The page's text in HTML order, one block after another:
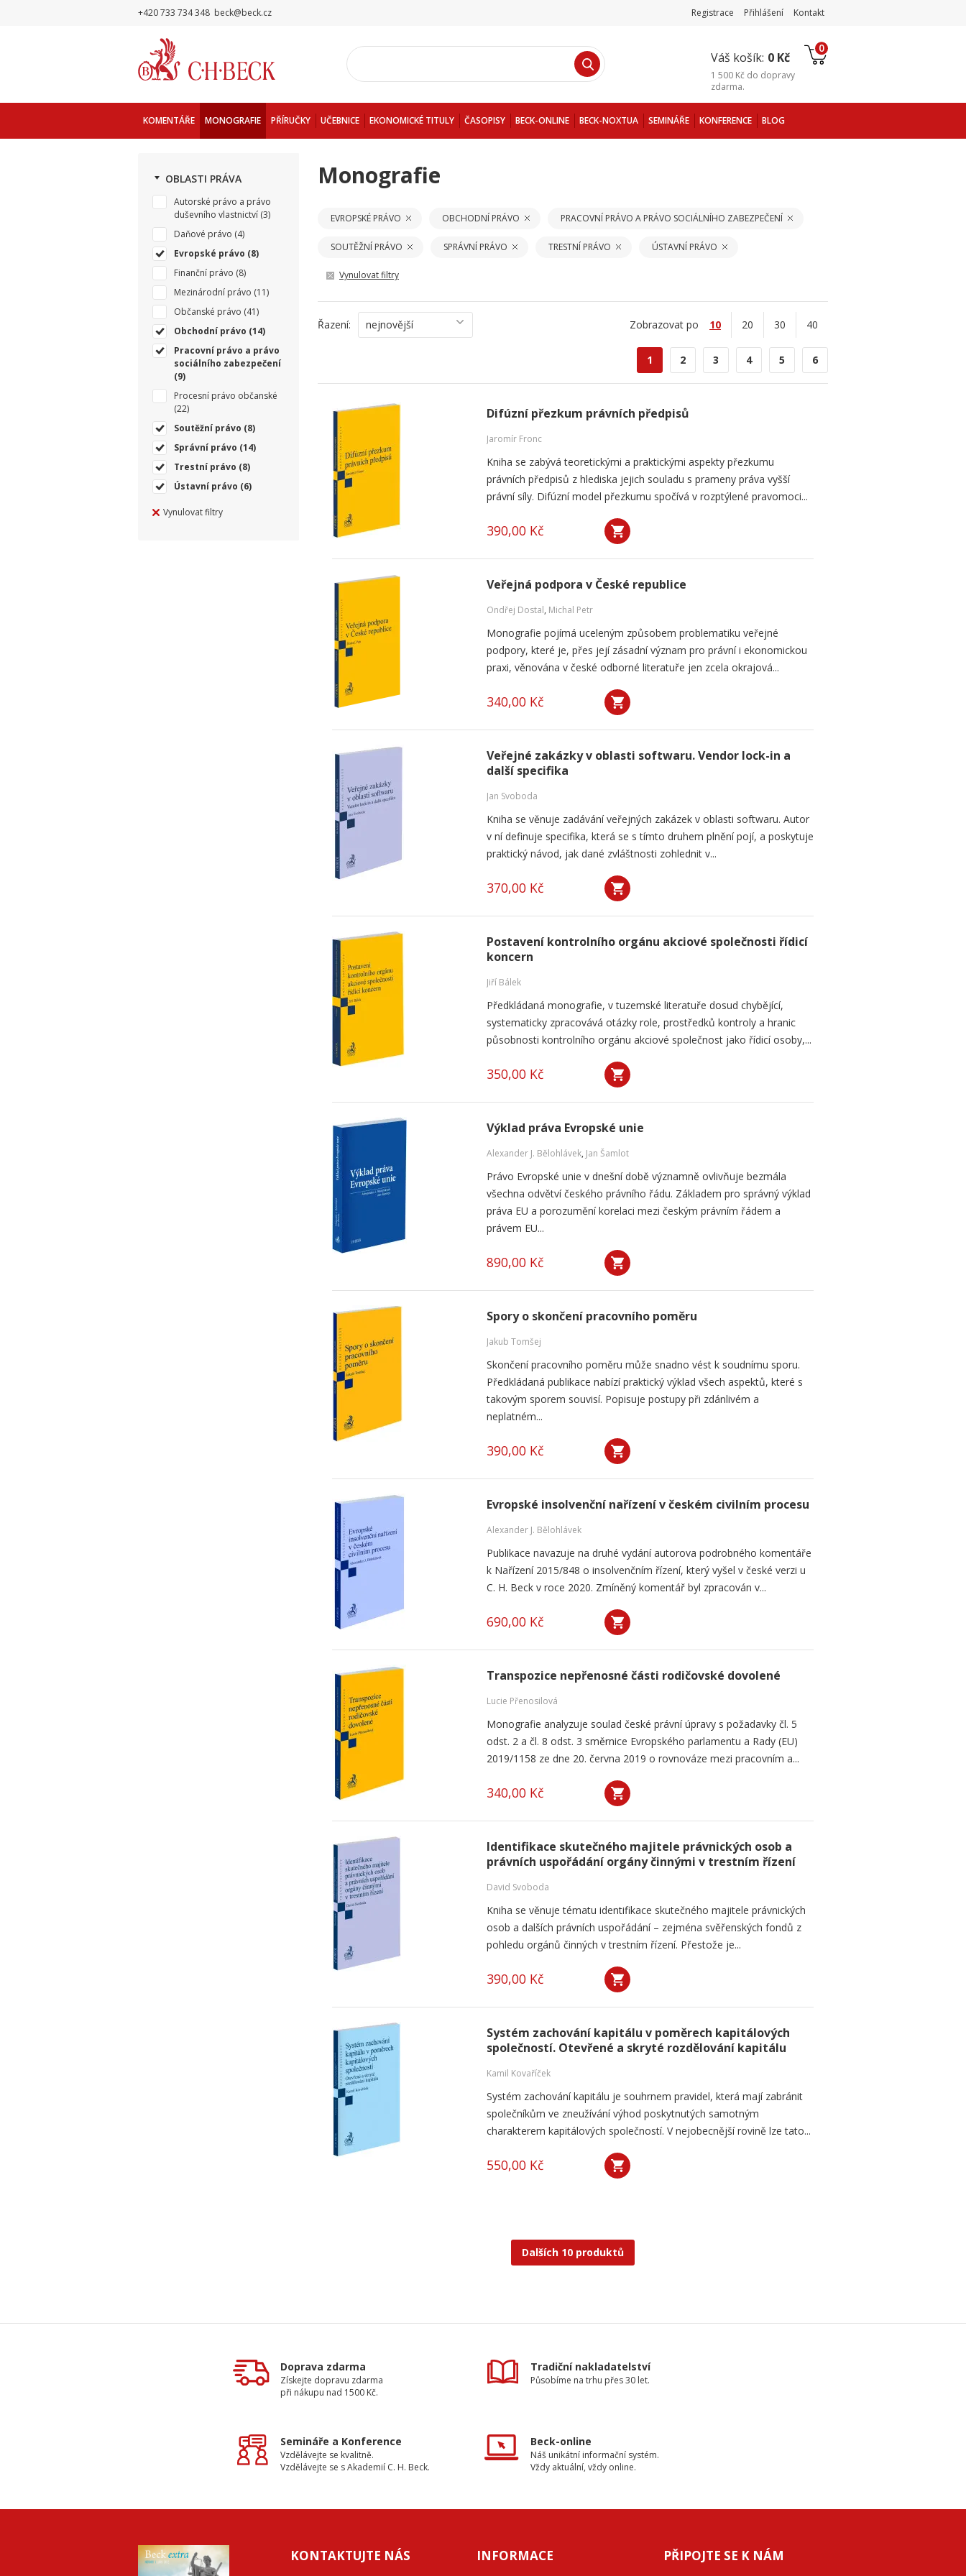
+420 733 734 348 beck@beck.cz Registrace Přihlášení Kontakt
Váš košík: 0 Kč
0
1 500 Kč do dopravy
zdarma.
KOMENTÁŘE MONOGRAFIE PŘÍRUČKY UČEBNICE EKONOMICKÉ TITULY ČASOPISY BECK-ONLINE BECK-NOXTUA SEMINÁŘE KONFERENCE BLOG
OBLASTI PRÁVA
Autorské právo a právo
duševního vlastnictví (3)
Daňové právo (4)
Evropské právo (8)
Finanční právo (8)
Mezinárodní právo (11)
Občanské právo (41)
Obchodní právo (14)
Pracovní právo a právo
sociálního zabezpečení
(9)
Procesní právo občanské
(22)
Soutěžní právo (8)
Správní právo (14)
Trestní právo (8)
Ústavní právo (6)
Vynulovat filtry
Monografie
EVROPSKÉ PRÁVO OBCHODNÍ PRÁVO PRACOVNÍ PRÁVO A PRÁVO SOCIÁLNÍHO ZABEZPEČENÍ
SOUTĚŽNÍ PRÁVO SPRÁVNÍ PRÁVO TRESTNÍ PRÁVO ÚSTAVNÍ PRÁVO
Vynulovat filtry
Řazení: nejnovější Zobrazovat po 10 20 30 40
1 2 3 4 5 6
Difúzní přezkum právních předpisů
Jaromír Fronc
Kniha se zabývá teoretickými a praktickými aspekty přezkumu
právních předpisů z hlediska jejich souladu s prameny práva vyšší
právní síly. Difúzní model přezkumu spočívá v rozptýlené pravomoci...
390,00 Kč
Veřejná podpora v České republice
Ondřej Dostal, Michal Petr
Monografie pojímá uceleným způsobem problematiku veřejné
podpory, které je, přes její zásadní význam pro právní i ekonomickou
praxi, věnována v české odborné literatuře jen zcela okrajová...
340,00 Kč
Veřejné zakázky v oblasti softwaru. Vendor lock-in a
další specifika
Jan Svoboda
Kniha se věnuje zadávání veřejných zakázek v oblasti softwaru. Autor
v ní definuje specifika, která se s tímto druhem plnění pojí, a poskytuje
praktický návod, jak dané zvláštnosti zohlednit v...
370,00 Kč
Postavení kontrolního orgánu akciové společnosti řídicí
koncern
Jiří Bálek
Předkládaná monografie, v tuzemské literatuře dosud chybějící,
systematicky zpracovává otázky role, prostředků kontroly a hranic
působnosti kontrolního orgánu akciové společnost jako řídicí osoby,...
350,00 Kč
Výklad práva Evropské unie
Alexander J. Bělohlávek, Jan Šamlot
Právo Evropské unie v dnešní době významně ovlivňuje bezmála
všechna odvětví českého právního řádu. Základem pro správný výklad
práva EU a porozumění korelaci mezi českým právním řádem a
právem EU...
890,00 Kč
Spory o skončení pracovního poměru
Jakub Tomšej
Skončení pracovního poměru může snadno vést k soudnímu sporu.
Předkládaná publikace nabízí praktický výklad všech aspektů, které s
takovým sporem souvisí. Popisuje postupy při zdánlivém a
neplatném...
390,00 Kč
Evropské insolvenční nařízení v českém civilním procesu
Alexander J. Bělohlávek
Publikace navazuje na druhé vydání autorova podrobného komentáře
k Nařízení 2015/848 o insolvenčním řízení, který vyšel v české verzi u
C. H. Beck v roce 2020. Zmíněný komentář byl zpracován v...
690,00 Kč
Transpozice nepřenosné části rodičovské dovolené
Lucie Přenosilová
Monografie analyzuje soulad české právní úpravy s požadavky čl. 5
odst. 2 a čl. 8 odst. 3 směrnice Evropského parlamentu a Rady (EU)
2019/1158 ze dne 20. června 2019 o rovnováze mezi pracovním a...
340,00 Kč
Identifikace skutečného majitele právnických osob a
právních uspořádání orgány činnými v trestním řízení
David Svoboda
Kniha se věnuje tématu identifikace skutečného majitele právnických
osob a dalších právních uspořádání – zejména svěřenských fondů z
pohledu orgánů činných v trestním řízení. Přestože je...
390,00 Kč
Systém zachování kapitálu v poměrech kapitálových
společností. Otevřené a skryté rozdělování kapitálu
Kamil Kovaříček
Systém zachování kapitálu je souhrnem pravidel, která mají zabránit
společníkům ve zneužívání výhod poskytnutých samotným
charakterem kapitálových společností. V nejobecnější rovině lze tato...
550,00 Kč
Dalších 10 produktů
Doprava zdarma
Získejte dopravu zdarma
při nákupu nad 1500 Kč.
Tradiční nakladatelství
Působíme na trhu přes 30 let.
Semináře a Konference
Vzdělávejte se kvalitně.
Vzdělávejte se s Akademií C. H. Beck.
Beck-online
Náš unikátní informační systém.
Vždy aktuální, vždy online.
KONTAKTUJTE NÁS INFORMACE PŘIPOJTE SE K NÁM